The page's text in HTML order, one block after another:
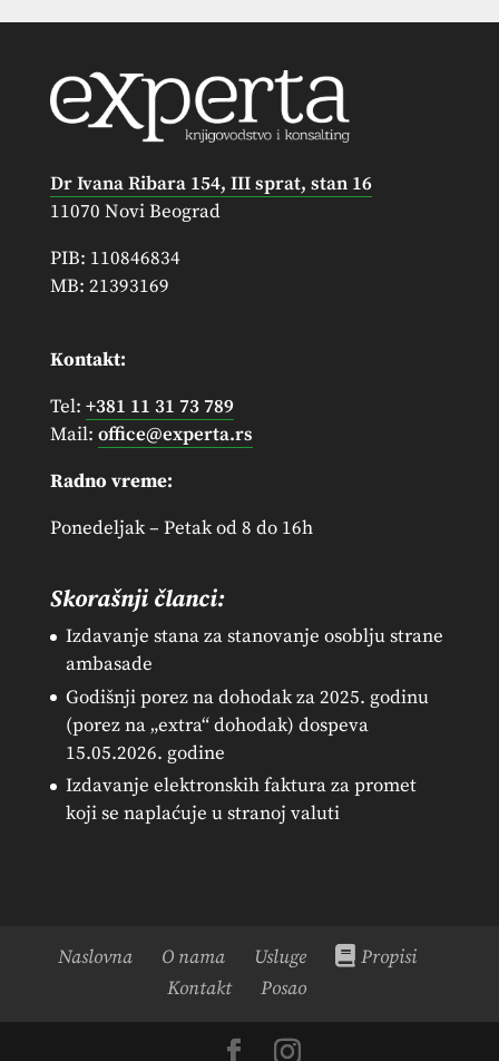
Dr Ivana Ribara 154, III sprat, stan 16
11070 Novi Beograd
PIB: 110846834
MB: 21393169
Kontakt:
Tel: +381 11 31 73 789
Mail: office@experta.rs
Radno vreme:
Ponedeljak – Petak od 8 do 16h
Skorašnji članci:
Izdavanje stana za stanovanje osoblju strane
ambasade
Godišnji porez na dohodak za 2025. godinu
(porez na „extra“ dohodak) dospeva
15.05.2026. godine
Izdavanje elektronskih faktura za promet
koji se naplaćuje u stranoj valuti
Naslovna O nama Usluge
Propisi
Kontakt
Posao